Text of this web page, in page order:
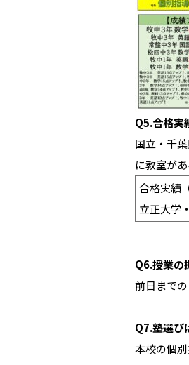
Q5.合格実
国立・千
に教室が
合格実績
立正大学
Q6.授業の
前日まで
Q7.塾選び
本校の個